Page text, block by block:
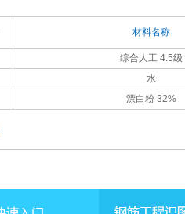
材料名称
综合人工 4.5级
水
漂白粉 32%